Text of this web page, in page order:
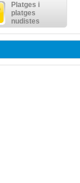
Platges i
platges
nudistes